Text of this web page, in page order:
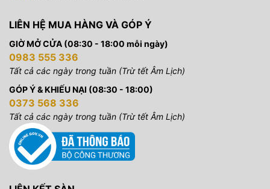
LIÊN HỆ MUA HÀNG VÀ GÓP Ý
GIỜ MỞ CỬA (08:30 - 18:00 mỗi ngày)
0983 555 336
Tất cả các ngày trong tuần (Trừ tết Âm Lịch)
GÓP Ý & KHIẾU NẠI (08:30 - 18:00)
0373 568 336
Tất cả các ngày trong tuần (Trừ tết Âm Lịch)